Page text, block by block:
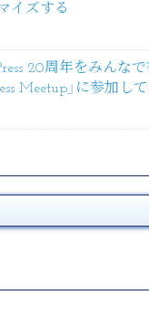
イズする
20周年をみんなで
Meetup」に参加し